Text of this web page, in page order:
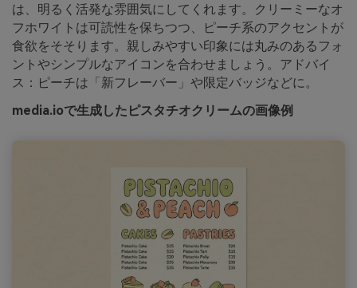
は、明るく活発な雰囲気にしてくれます。クリーミーなオ
フホワイトは可読性を保ちつつ、ピーチ系のアクセントが
食欲をそそります。親しみやすい印象には丸みのあるフォ
ントやシンプルなアイコンを合わせましょう。アドバイ
ス：ピーチは「新フレーバー」や限定バッジなどに。
media.ioで生成したピスタチオクリームの画像例